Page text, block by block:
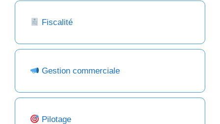
Fiscalité
Gestion commerciale
Pilotage